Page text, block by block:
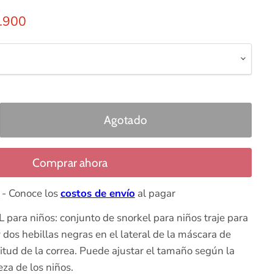
actual
Agotado
Comprar ahora
Conoce loscostos de envíoal pagar
para niños: conjunto de snorkel para niños traje para
hebillas negras en el lateral de la máscara de
de la correa. Puede ajustar el tamaño según la
de los niños.